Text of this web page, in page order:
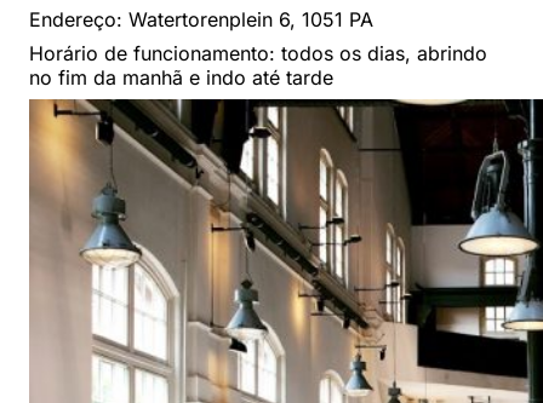
Endereço: Watertorenplein 6, 1051 PA
Horário de funcionamento: todos os dias, abrindo
no fim da manhã e indo até tarde